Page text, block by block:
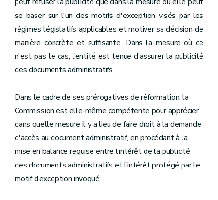
se baser sur l'un des motifs d'exception visés par les
régimes législatifs applicables et motiver sa décision de
manière concrète et suffisante. Dans la mesure où ce
n'est pas le cas, l’entité est tenue d’assurer la publicité
des documents administratifs.
Dans le cadre de ses prérogatives de réformation, la
Commission est elle-même compétente pour apprécier
dans quelle mesure il y a lieu de faire droit à la demande
d'accès au document administratif, en procédant à la
mise en balance requise entre l’intérêt de la publicité
des documents administratifs et l’intérêt protégé par le
motif d’exception invoqué.